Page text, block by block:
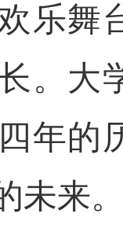
乐舞
。大
年的
未来